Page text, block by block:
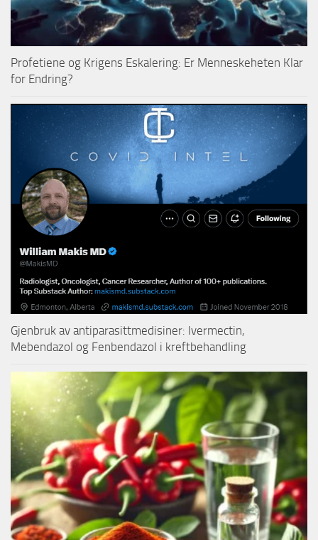
Profetiene og Krigens Eskalering: Er Menneskeheten Klar
for Endring?
Gjenbruk av antiparasittmedisiner: Ivermectin,
Mebendazol og Fenbendazol i kreftbehandling